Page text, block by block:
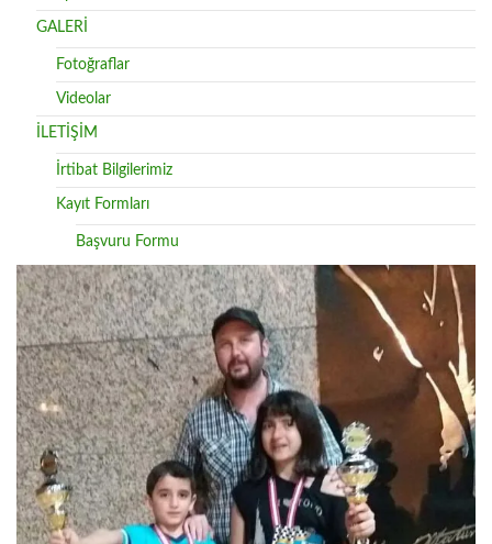
GALERİ
Fotoğraflar
Videolar
İLETİŞİM
İrtibat Bilgilerimiz
Kayıt Formları
Başvuru Formu